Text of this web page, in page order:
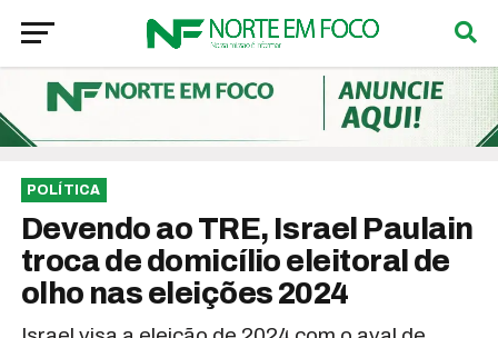
POLÍTICA
Devendo ao TRE, Israel Paulain
troca de domicílio eleitoral de
olho nas eleições 2024